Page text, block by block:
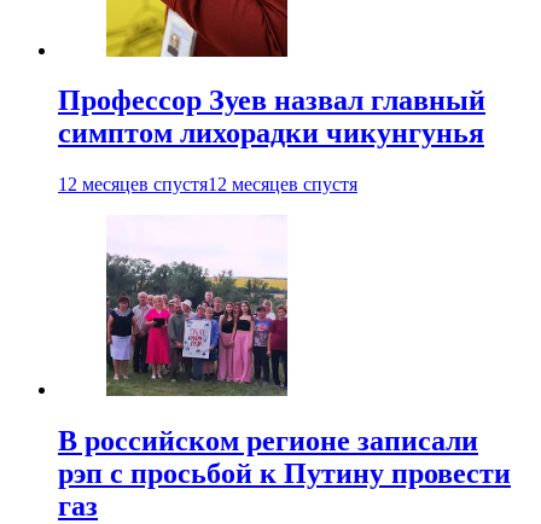
Профессор Зуев назвал главный
симптом лихорадки чикунгунья
12 месяцев спустя12 месяцев спустя
В российском регионе записали
рэп с просьбой к Путину провести
газ